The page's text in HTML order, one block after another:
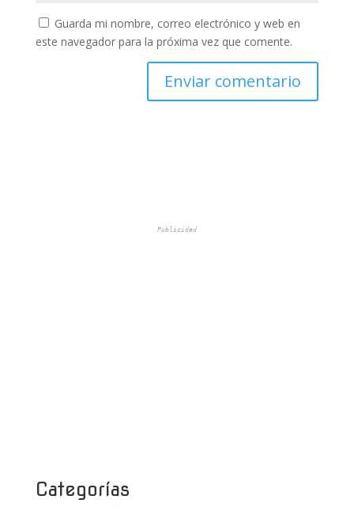
Guarda mi nombre, correo electrónico y web en
este navegador para la próxima vez que comente.
Publicidad
Categorías